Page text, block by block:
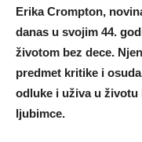
Erika Crompton,
danas u svojim 44.
životom bez dece.
predmet kritike i
odluke i uživa u
ljubimce.